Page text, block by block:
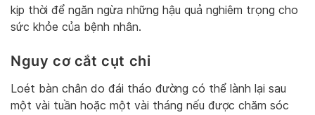
kịp thời để ngăn ngừa những hậu quả nghiêm trọng cho
sức khỏe của bệnh nhân.
Nguy cơ cắt cụt chi
Loét bàn chân do đái tháo đường có thể lành lại sau
một vài tuần hoặc một vài tháng nếu được chăm sóc